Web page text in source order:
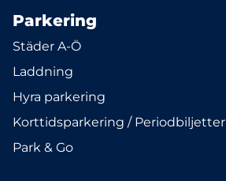
Parkering
Städer A-Ö
Laddning
Hyra parkering
Korttidsparkering / Periodbiljetter
Park & Go